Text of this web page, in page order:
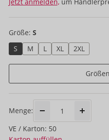
Größe: S
S
M L XL 2XL
Menge:
VE / Karton: 50